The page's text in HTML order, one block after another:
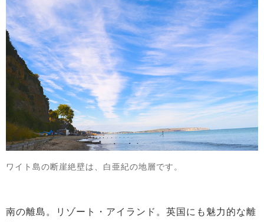
ワイト島の断崖絶壁は、白亜紀の地層です。
南の離島。リゾート・アイランド。英国にも魅力的な離